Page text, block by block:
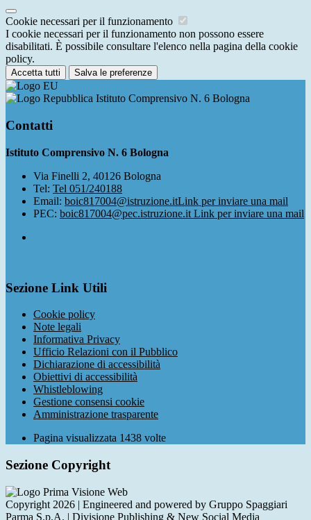
Cookie necessari per il funzionamento
I cookie necessari per il funzionamento non possono essere
disabilitati. È possibile consultare l'elenco nella pagina della cookie
policy.
Accetta tutti Salva le preferenze
Istituto Comprensivo N. 6 Bologna
Contatti
Istituto Comprensivo N. 6 Bologna
Via Finelli 2, 40126 Bologna
Tel: Tel 051/240188
Email: boic817004@istruzione.itLink per inviare una mail
PEC: boic817004@pec.istruzione.it Link per inviare una mail
Sezione Link Utili
Cookie policy
Note legali
Informativa Privacy
Ufficio Relazioni con il Pubblico
Dichiarazione di accessibilità
Obiettivi di accessibilità
Whistleblowing
Gestione consensi cookie
Amministrazione trasparente
Pagina visualizzata 1438 volte
Sezione Copyright
Copyright 2026 | Engineered and powered by Gruppo Spaggiari
Parma S.p.A. | Divisione Publishing & New Social Media